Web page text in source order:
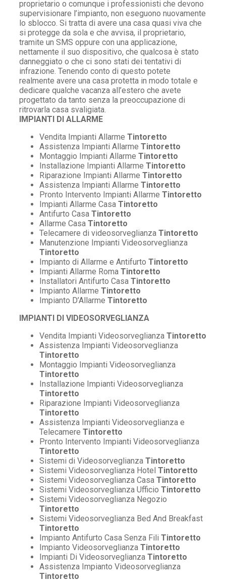
proprietario o comunque i professionisti che devono
supervisionare l’impianto, non eseguono nuovamente
lo sblocco. Si tratta di avere una casa quasi viva che
si protegge da sola e che avvisa, il proprietario,
tramite un SMS oppure con una applicazione,
nettamente il suo dispositivo, che qualcosa è stato
danneggiato o che ci sono stati dei tentativi di
infrazione. Tenendo conto di questo potete
realmente avere una casa protetta in modo totale e
dedicare qualche vacanza all’estero che avete
progettato da tanto senza la preoccupazione di
ritrovarla casa svaligiata.
IMPIANTI DI ALLARME
Vendita Impianti Allarme Tintoretto
Assistenza Impianti Allarme Tintoretto
Montaggio Impianti Allarme Tintoretto
Installazione Impianti Allarme Tintoretto
Riparazione Impianti Allarme Tintoretto
Assistenza Impianti Allarme Tintoretto
Pronto Intervento Impianti Allarme Tintoretto
Impianti Allarme Casa Tintoretto
Antifurto Casa Tintoretto
Allarme Casa Tintoretto
Telecamere di videosorveglianza Tintoretto
Manutenzione Impianti Videosorveglianza
Tintoretto
Impianto di Allarme e Antifurto Tintoretto
Impianti Allarme Roma Tintoretto
Installatori Antifurto Casa Tintoretto
Impianto Allarme Tintoretto
Impianto D’Allarme Tintoretto
IMPIANTI DI VIDEOSORVEGLIANZA
Vendita Impianti Videosorveglianza Tintoretto
Assistenza Impianti Videosorveglianza
Tintoretto
Montaggio Impianti Videosorveglianza
Tintoretto
Installazione Impianti Videosorveglianza
Tintoretto
Riparazione Impianti Videosorveglianza
Tintoretto
Assistenza Impianti Videosorveglianza e
Telecamere Tintoretto
Pronto Intervento Impianti Videosorveglianza
Tintoretto
Sistemi di Videosorveglianza Tintoretto
Sistemi Videosorveglianza Hotel Tintoretto
Sistemi Videosorveglianza Casa Tintoretto
Sistemi Videosorveglianza Ufficio Tintoretto
Sistemi Videosorveglianza Negozio
Tintoretto
Sistemi Videosorveglianza Bed And Breakfast
Tintoretto
Impianto Antifurto Casa Senza Fili Tintoretto
Impianto Videosorveglianza Tintoretto
Impianti Di Videosorveglianza Tintoretto
Assistenza Impianto Videosorveglianza
Tintoretto